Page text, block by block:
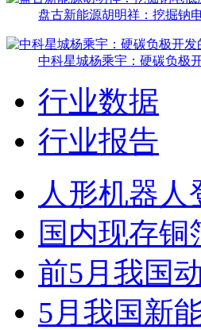
盘古新能源胡明祥：挖掘钠
中科星城杨乘宇：硬碳负极
行业数据
行业报告
人形机器
国内现存
前5月我国
5月我国新